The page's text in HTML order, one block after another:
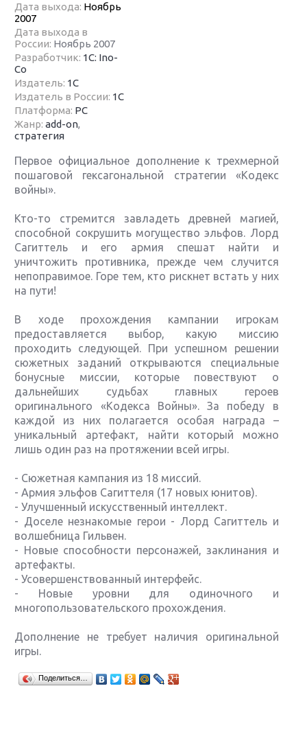
Дата выхода: Ноябрь
2007
Дата выхода в
России: Ноябрь 2007
Разработчик: 1С: Ino-
Co
Издатель: 1С
Издатель в России: 1С
Платформа: PC
Жанр:add-on,
стратегия
Первое официальное дополнение к трехмерной
пошаговой гексагональной стратегии «Кодекс
войны».
Кто-то стремится завладеть древней магией,
способной сокрушить могущество эльфов. Лорд
Сагиттель и его армия спешат найти и
уничтожить противника, прежде чем случится
непоправимое. Горе тем, кто рискнет встать у них
на пути!
В ходе прохождения кампании игрокам
предоставляется выбор, какую миссию
проходить следующей. При успешном решении
сюжетных заданий открываются специальные
бонусные миссии, которые повествуют о
дальнейших судьбах главных героев
оригинального «Кодекса Войны». За победу в
каждой из них полагается особая награда –
уникальный артефакт, найти который можно
лишь один раз на протяжении всей игры.
- Сюжетная кампания из 18 миссий.
- Армия эльфов Сагиттеля (17 новых юнитов).
- Улучшенный искусственный интеллект.
- Доселе незнакомые герои - Лорд Сагиттель и
волшебница Гильвен.
- Новые способности персонажей, заклинания и
артефакты.
- Усовершенствованный интерфейс.
- Новые уровни для одиночного и
многопользовательского прохождения.
Дополнение не требует наличия оригинальной
игры.
Поделиться…
Крупнейшие релизы мая: Nintendo, Microsoft и
Sony